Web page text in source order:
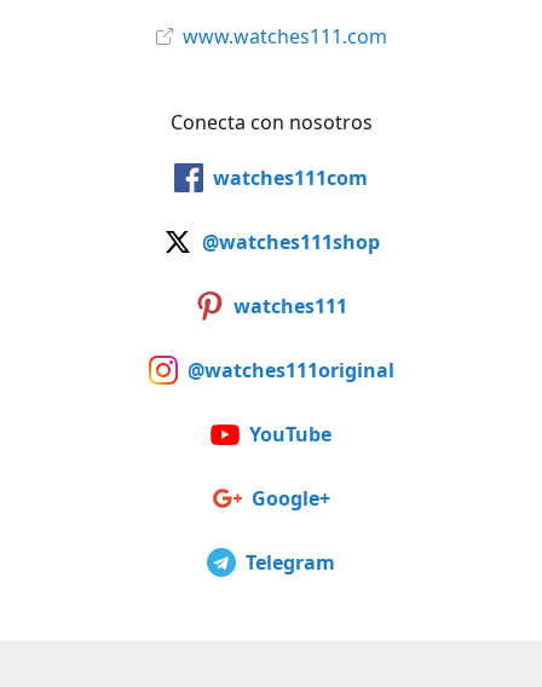
www.watches111.com
Conecta con nosotros
watches111com
@watches111shop
watches111
@watches111original
YouTube
Google+
Telegram